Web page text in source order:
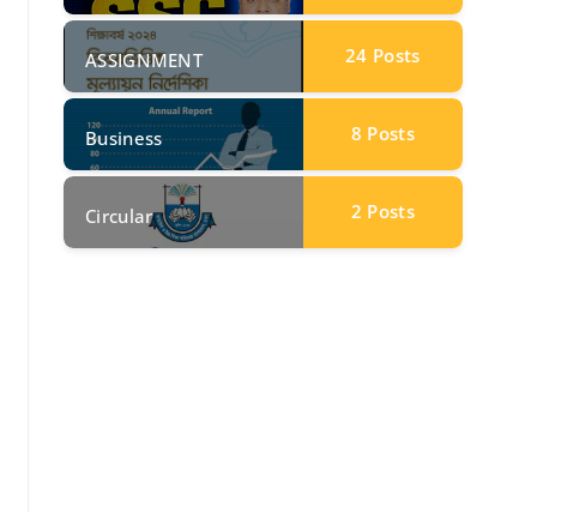
ASSIGNMENT 24 Posts
Business 8 Posts
Circular 2 Posts